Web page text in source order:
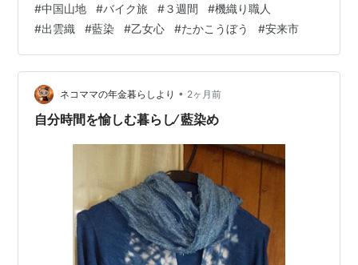
くと、ますます話してくれる。 こちらも興味がどんどこ
と出てきて、知りたくなって、ますますに。 とりつかれ
たかのように、その場所の滞在時間が伸びて行ったり。
後の予定が変わる事もある。変わってもいい程の滞在。
これが「沈没」です。 海外なんかだと、気に入った町か
ら出れなくなる。周遊のはずが、一ヶ所…
#中国山地 #バイク旅 #３週間 #機織り職人
#出雲織 #藍染 #乙女心 #たかこうぼう #安来市
ネコママの年金暮らしより • 2ヶ月前
自分時間を愉しむ暮らし∕ 藍染め